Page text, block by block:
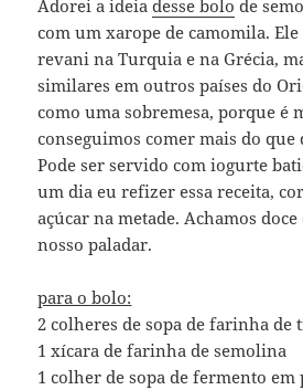
Adorei a ideiadesse bolo de
com um xarope de camomila.
revani na Turquia e na Grécia,
similares em outros países do
como uma sobremesa, porque é
conseguimos comer mais do
Pode ser servido com iogurte
um dia eu refizer essa receita,
açúcar na metade. Achamos
nosso paladar.
para o bolo:
2 colheres de sopa de farinha de
1 xícara de farinha de semolina
1 colher de sopa de fermento em